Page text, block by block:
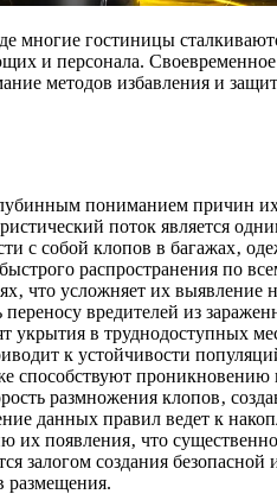
гостиницы
и персонала.
методов избавления и
пониманием причин
поток является
с собой клопов в багажах‚
распространения по
что усложняет их
вредителей из
в труднодоступных
к устойчивости
способствуют
размножения клопов‚
данных правил ведет к
их появления‚ что
создания безопасной
размещения.